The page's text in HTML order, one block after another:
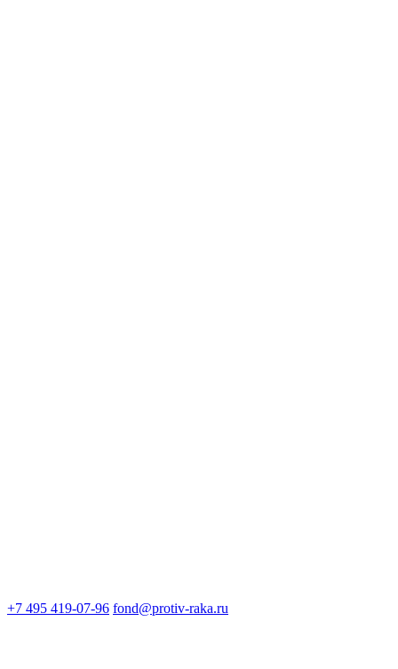
+7 495 419-07-96 fond@protiv-raka.ru